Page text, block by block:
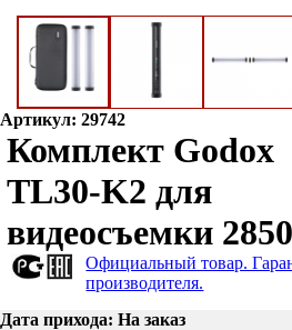
Артикул: 29742
Комплект Godox
TL30-K2 для
видеосъемки
Официальный товар.
производителя.
Дата прихода: На заказ